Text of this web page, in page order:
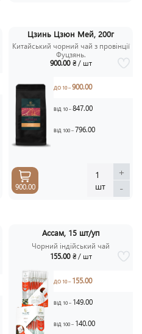
Цзинь Цзюн Мей, 200г
Китайський чорний чай з провінції
Фуцзянь.
900.00 ₴ / шт
ДО 10 –900.00
ВІД 10 –847.00
ВІД 100 –796.00
1
шт
+
-
900.00
Ассам, 15 шт/уп
Чорний індійський чай
155.00 ₴ / шт
ДО 10 –155.00
ВІД 10 – 149.00
ВІД 100 – 140.00